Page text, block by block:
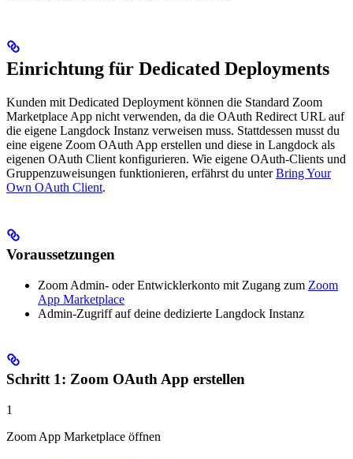
Einrichtung für Dedicated Deployments
Kunden mit Dedicated Deployment können die Standard Zoom
Marketplace App nicht verwenden, da die OAuth Redirect URL auf
die eigene Langdock Instanz verweisen muss. Stattdessen musst du
eine eigene Zoom OAuth App erstellen und diese in Langdock als
eigenen OAuth Client konfigurieren. Wie eigene OAuth-Clients und
Gruppenzuweisungen funktionieren, erfährst du unterBring Your
Own OAuth Client.
Voraussetzungen
Zoom Admin- oder Entwicklerkonto mit Zugang zum Zoom
App Marketplace
Admin-Zugriff auf deine dedizierte Langdock Instanz
Schritt 1: Zoom OAuth App erstellen
1
Zoom App Marketplace öffnen